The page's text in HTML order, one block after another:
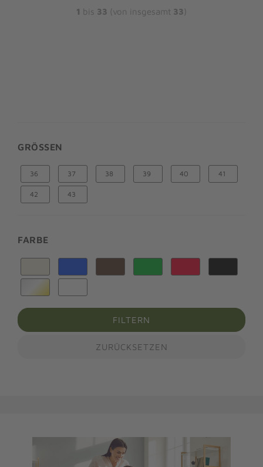
1 bis 33 (von insgesamt 33)
GRÖSSEN
36 37 38 39 40 41
42 43
FARBE
FILTERN
ZURÜCKSETZEN